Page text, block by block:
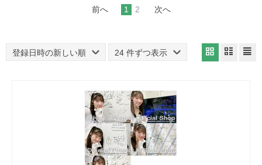
前へ 1 2 次へ
登録日時の新しい順 24 件ずつ表示